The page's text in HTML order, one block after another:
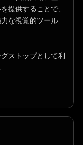
提供することで、
な視覚的ツール
ストップとして利